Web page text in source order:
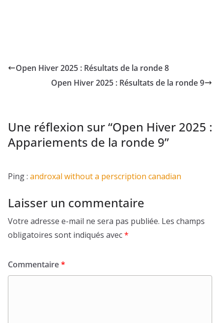
Open Hiver 2025 : Résultats de la ronde 8
Open Hiver 2025 : Résultats de la ronde 9
Une réflexion sur “Open Hiver 2025 :
Appariements de la ronde 9”
Ping : androxal without a perscription canadian
Laisser un commentaire
Votre adresse e-mail ne sera pas publiée. Les champs
obligatoires sont indiqués avec*
Commentaire*